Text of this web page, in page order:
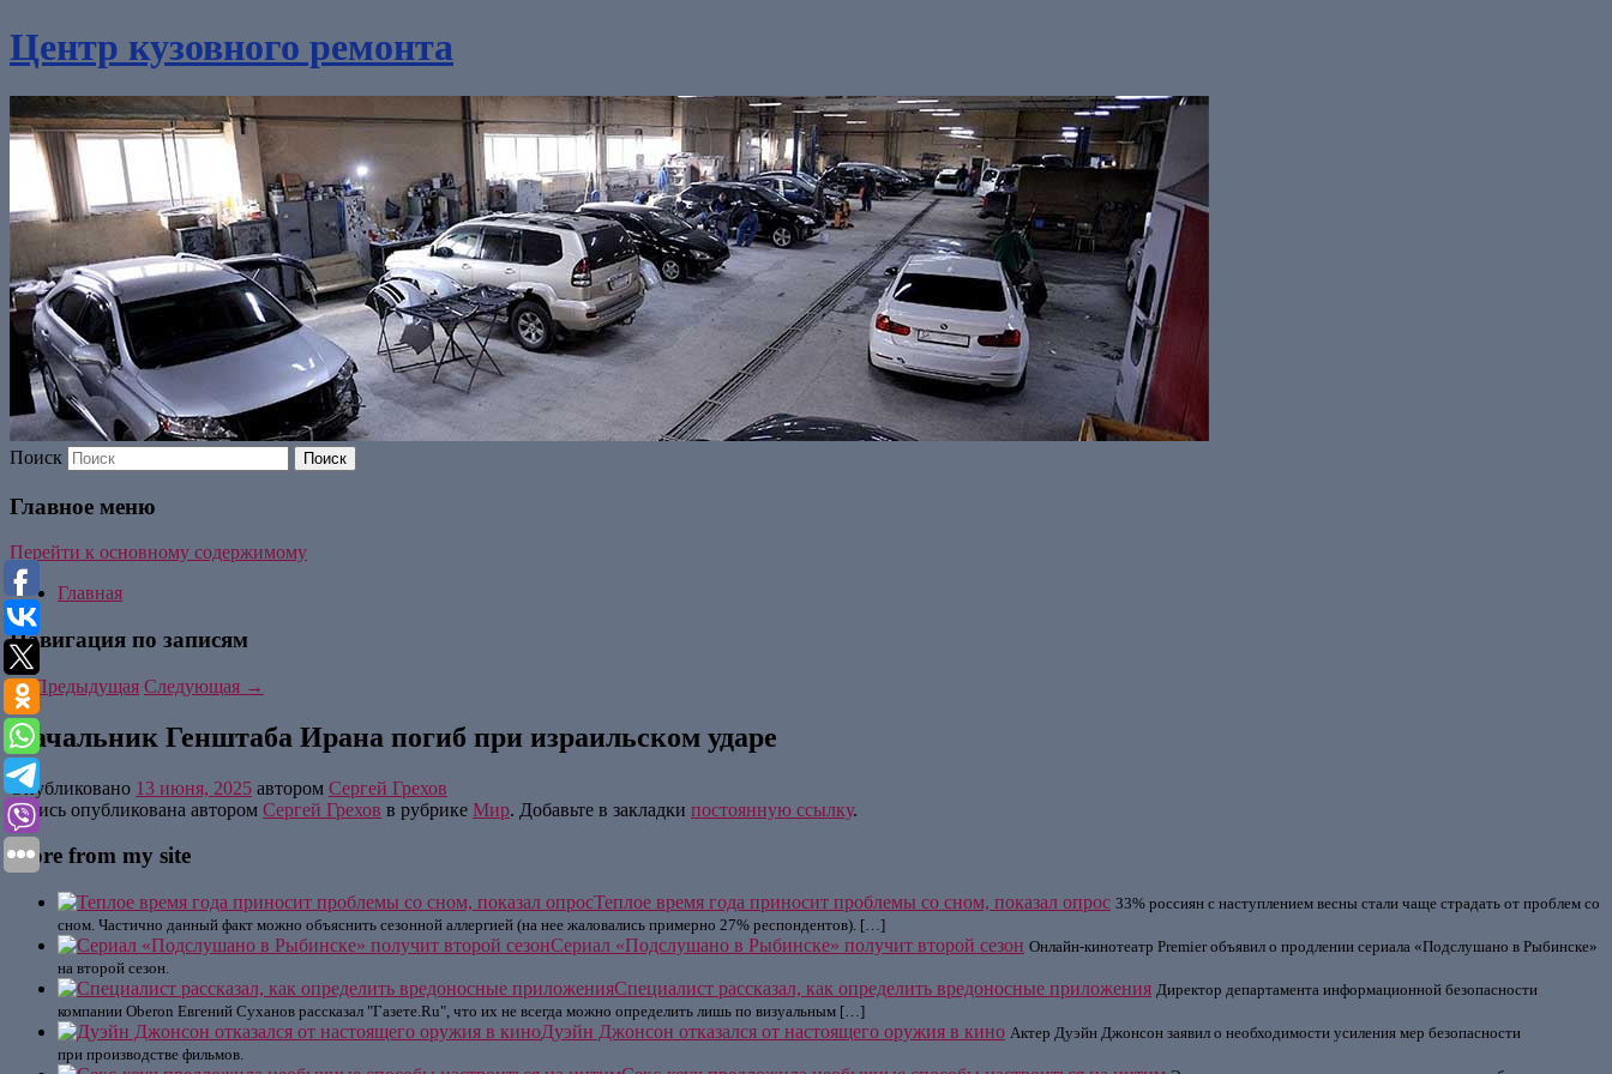
Центр кузовного ремонта
Поиск
Главное меню
Перейти к основному содержимому
Главная
Навигация по записям
←Предыдущая Следующая →
Начальник Генштаба Ирана погиб при израильском ударе
Опубликовано 13 июня, 2025 автором Сергей Грехов
Запись опубликована автором Сергей Грехов в рубрике Мир. Добавьте в закладки постоянную ссылку.
More from my site
Теплое время года приносит проблемы со сном, показал опрос 33% россиян с наступлением весны стали чаще страдать от проблем со
сном. Частично данный факт можно объяснить сезонной аллергией (на нее жаловались примерно 27% респондентов). […]
Сериал «Подслушано в Рыбинске» получит второй сезон Онлайн-кинотеатр Premier объявил о продлении сериала «Подслушано в Рыбинске»
на второй сезон.
Специалист рассказал, как определить вредоносные приложения Директор департамента информационной безопасности
компании Oberon Евгений Суханов рассказал "Газете.Ru", что их не всегда можно определить лишь по визуальным […]
Дуэйн Джонсон отказался от настоящего оружия в кино Актер Дуэйн Джонсон заявил о необходимости усиления мер безопасности
при производстве фильмов.